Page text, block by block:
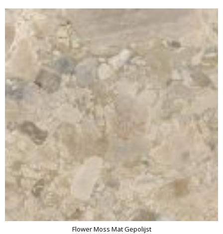
Flower Moss Mat Gepolijst